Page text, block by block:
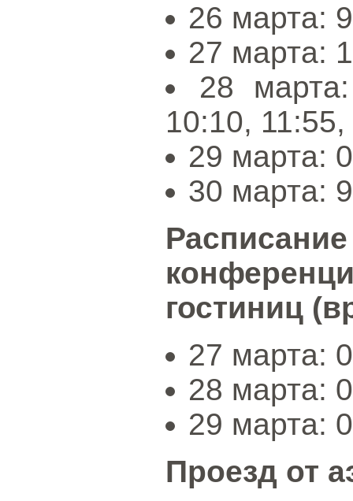
26 марта:
27 марта:
28
10:10,
29 марта:
30 марта:
гостиниц
27 марта:
28 марта:
29 марта:
Проезд от